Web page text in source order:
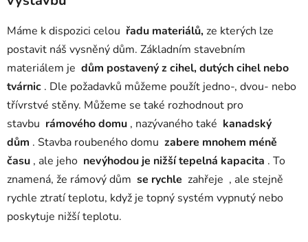
Máme k dispozici celou řadu materiálů,ze kterých lze
postavit náš vysněný dům. Základním stavebním
materiálem je dům postavený z cihel, dutých cihel nebo
tvárnic . Dle požadavků můžeme použít jedno-, dvou- nebo
třívrstvé stěny. Můžeme se také rozhodnout pro
stavbu rámového domu , nazývaného také kanadský
dům . Stavba roubeného domu zabere mnohem méně
času , ale jeho nevýhodou je nižší tepelná kapacita . To
znamená, že rámový dům se rychle zahřeje , ale stejně
rychle ztratí teplotu, když je topný systém vypnutý nebo
poskytuje nižší teplotu.